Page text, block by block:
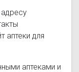
аптеки для
аптеками и